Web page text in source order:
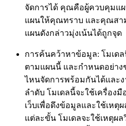
จัดการได้ คุณคือผู้ควบคุมแผ
แผนให้คุณทราบ และคุณสา
แผนดังกล่าวมุ่งเน้นได้ถูกจุด
การค้นคว้าหาข้อมูล: โมเด
ตามแผนนี้ และกำหนดอย่า
ไหนจัดการพร้อมกันได้และ
ลำดับ โมเดลนี้จะใช้เครื่อง
เว็บเพื่อดึงข้อมูลและใช้เหตุ
แต่ละขั้น โมเดลจะใช้เหตุผ